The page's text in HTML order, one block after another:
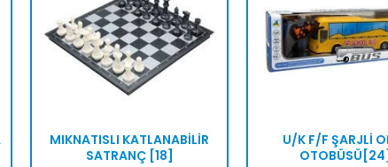
MIKNATISLI KATLANABİLİR
SATRANÇ [18]
U/K F/F ŞARJLİ
OTOBÜSÜ[24]